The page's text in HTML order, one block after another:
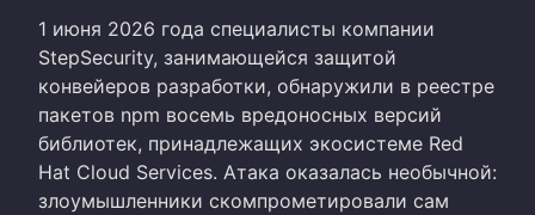
1 июня 2026 года специалисты компании
StepSecurity, занимающейся защитой
конвейеров разработки, обнаружили в реестре
пакетов npm восемь вредоносных версий
библиотек, принадлежащих экосистеме Red
Hat Cloud Services. Атака оказалась необычной:
злоумышленники скомпрометировали сам